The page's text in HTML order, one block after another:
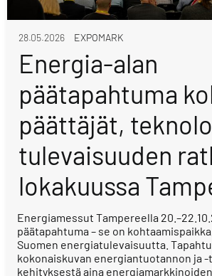
28.05.2026 EXPOMARK
Energia-alan
päätapahtuma
päättäjät,
tulevaisuuden
lokakuussa
Energiamessut Tampereella
päätapahtuma – se on
Suomen energiatulevaisuutta.
kokonaiskuvan energiantuotannon ja
kehityksestä aina